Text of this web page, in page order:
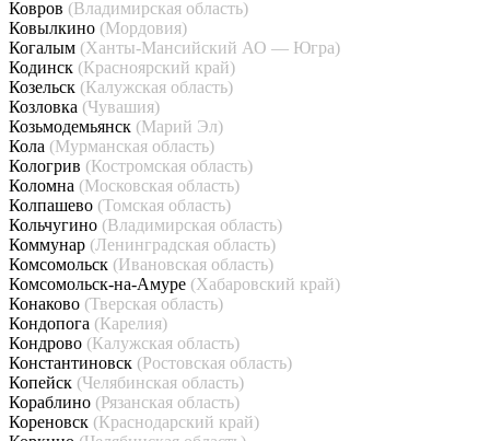
Ковров (Владимирская область)
Ковылкино (Мордовия)
Когалым (Ханты-Мансийский АО — Югра)
Кодинск (Красноярский край)
Козельск (Калужская область)
Козловка (Чувашия)
Козьмодемьянск (Марий Эл)
Кола (Мурманская область)
Кологрив (Костромская область)
Коломна (Московская область)
Колпашево (Томская область)
Кольчугино (Владимирская область)
Коммунар (Ленинградская область)
Комсомольск (Ивановская область)
Комсомольск-на-Амуре (Хабаровский край)
Конаково (Тверская область)
Кондопога (Карелия)
Кондрово (Калужская область)
Константиновск (Ростовская область)
Копейск (Челябинская область)
Кораблино (Рязанская область)
Кореновск (Краснодарский край)